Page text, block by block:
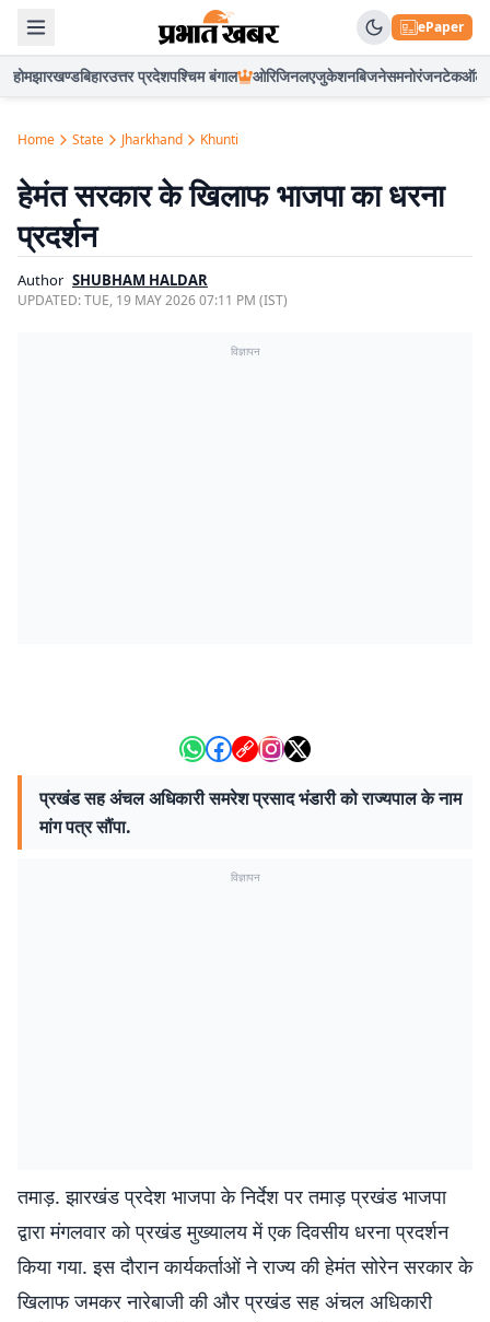
ePaper
होमझारखण्डबिहारउत्तर प्रदेशपश्चिम बंगाल ओरिजिनलएजुकेशनबिजनेसमनोरंजनटेकऑटो
Home State Jharkhand Khunti
हेमंत सरकार के खिलाफ भाजपा का धरना
प्रदर्शन
Author SHUBHAM HALDAR
UPDATED:TUE, 19 MAY 2026 07:11 PM (IST)
विज्ञापन
प्रखंड सह अंचल अधिकारी समरेश प्रसाद भंडारी को राज्यपाल के नाम
मांग पत्र सौंपा.
विज्ञापन
तमाड़. झारखंड प्रदेश भाजपा के निर्देश पर तमाड़ प्रखंड भाजपा
द्वारा मंगलवार को प्रखंड मुख्यालय में एक दिवसीय धरना प्रदर्शन
किया गया. इस दौरान कार्यकर्ताओं ने राज्य की हेमंत सोरेन सरकार के
खिलाफ जमकर नारेबाजी की और प्रखंड सह अंचल अधिकारी